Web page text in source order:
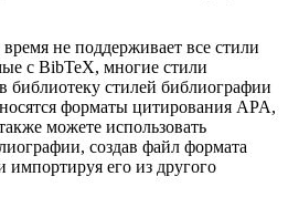
не поддерживает все стили
с BibTeX, многие стили
стилей библиографии
форматы цитирования APA,
можете использовать
создав файл формата
его из другого